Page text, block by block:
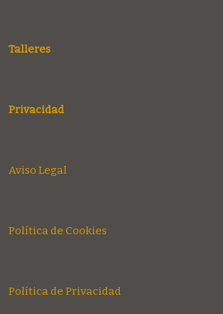
Talleres
Privacidad
Aviso Legal
Política de Cookies
Política de Privacidad